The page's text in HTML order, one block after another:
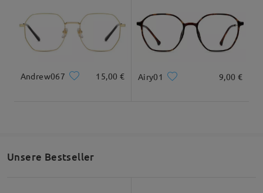
Andrew067 15,00 € Airy01 9,00 €
Unsere Bestseller